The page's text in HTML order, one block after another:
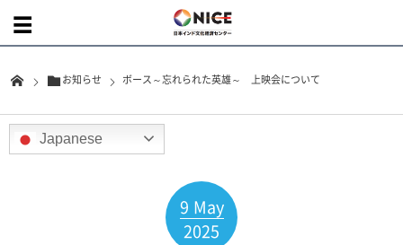
お知らせ ボース～忘れられた英雄～ 上映会について
Japanese
9 May
2025